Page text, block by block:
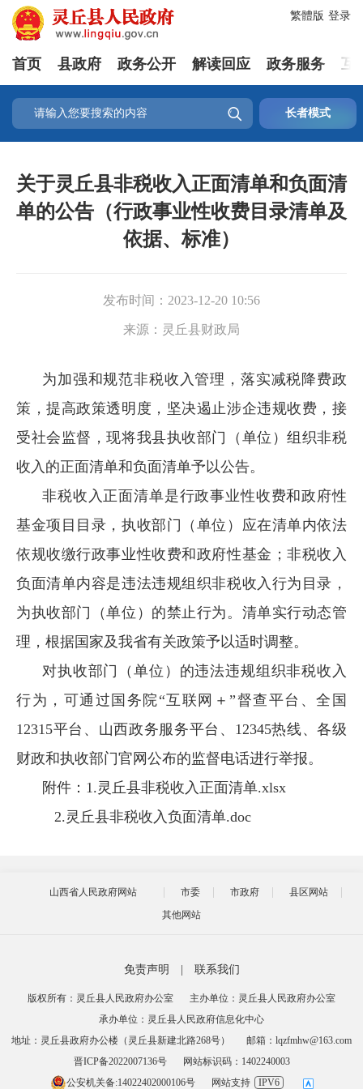
登录
繁體版
首页 县政府 政务公开 解读回应 政务服务 互
 长者模式
关于灵丘县非税收入正面清单和负面清
单的公告（行政事业性收费目录清单及
依据、标准）
发布时间： 2023-12-20 10:56
来源： 灵丘县财政局
为加强和规范非税收入管理，落实减税降费政
策，提高政策透明度，坚决遏止涉企违规收费，接
受社会监督，现将我县执收部门（单位）组织非税
收入的正面清单和负面清单予以公告。
非税收入正面清单是行政事业性收费和政府性
基金项目目录，执收部门（单位）应在清单内依法
依规收缴行政事业性收费和政府性基金；非税收入
负面清单内容是违法违规组织非税收入行为目录，
为执收部门（单位）的禁止行为。清单实行动态管
理，根据国家及我省有关政策予以适时调整。
对执收部门（单位）的违法违规组织非税收入
行为，可通过国务院“互联网＋”督查平台、全国
12315平台、山西政务服务平台、12345热线、各级
财政和执收部门官网公布的监督电话进行举报。
附件：1.灵丘县非税收入正面清单.xlsx
2.灵丘县非税收入负面清单.doc
山西省人民政府网站 市委 市政府
县区网站
其他网站
免责声明 联系我们
版权所有：灵丘县人民政府办公室
主办单位：灵丘县人民政府办公室
承办单位：灵丘县人民政府信息化中心
地址：灵丘县政府办公楼（灵丘县新建北路268号）
邮箱：lqzfmhw@163.com
晋ICP备2022007136号
网站标识码：1402240003
公安机关备:14022402000106号
网站支持 IPV6